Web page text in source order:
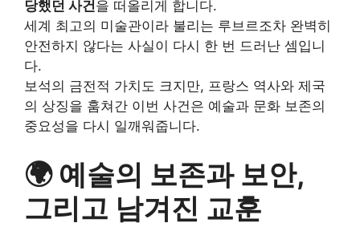
당했던 사건을 떠올리게 합니다.
세계 최고의 미술관이라 불리는 루브르조차 완벽히
안전하지 않다는 사실이 다시 한 번 드러난 셈입니
다.
보석의 금전적 가치도 크지만, 프랑스 역사와 제국
의 상징을 훔쳐간 이번 사건은 예술과 문화 보존의
중요성을 다시 일깨워줍니다.
🌍 예술의 보존과 보안,
그리고 남겨진 교훈